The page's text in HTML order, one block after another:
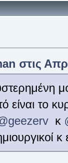
στις
είναι το
κ
κ